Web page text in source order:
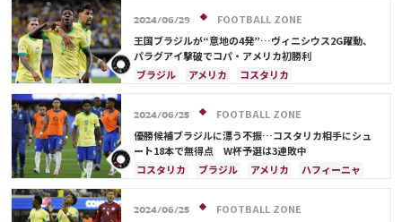
2024/06/29
FOOTBALL ZONE
王国ブラジルが“意地の4発”…ヴィニシウス2G躍動、
パラグアイ撃破でコパ・アメリカ初勝利
ブラジル
アメリカ コスタリカ
2024/06/25
FOOTBALL ZONE
優勝候補ブラジルに漂う不振…コスタリカ相手にシュ
ート18本で無得点 W杯予選は3連敗中
コスタリカ
ブラジル アメリカ ハフィーニャ
2024/06/25
FOOTBALL ZONE